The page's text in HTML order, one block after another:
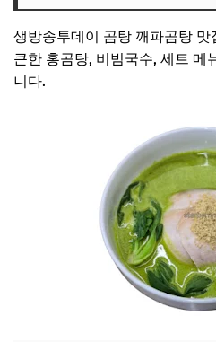
생방송투데이 곰탕 깨파곰탕
큰한 홍곰탕, 비빔국수, 세트 메
니다.